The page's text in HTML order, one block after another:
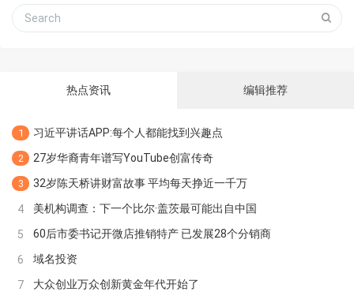
热点资讯 编辑推荐
1 习近平讲话APP:每个人都能找到兴趣点
2 27岁华裔青年谱写YouTube创富传奇
3 32岁陈天桥讲财富故事 平均每天挣近一千万
4 美机构调查：下一个比尔·盖茨最可能出自中国
5 60后市委书记开微店推销特产 已发展28个分销商
6 域名投资
7 大众创业万众创新黄金年代开始了